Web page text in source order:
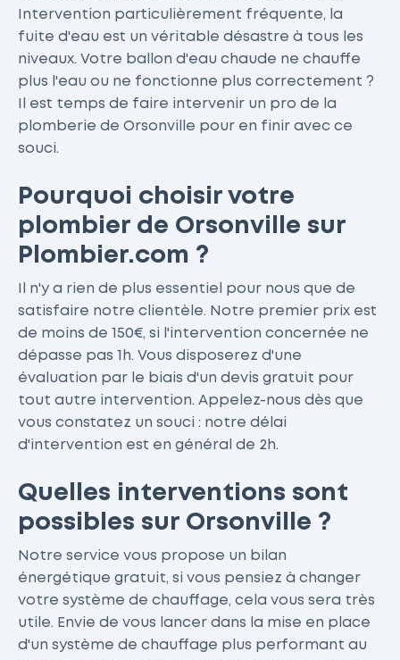
Intervention particulièrement fréquente, la
fuite d'eau est un véritable désastre à tous les
niveaux. Votre ballon d'eau chaude ne chauffe
plus l'eau ou ne fonctionne plus correctement ?
Il est temps de faire intervenir un pro de la
plomberie de Orsonville pour en finir avec ce
souci.
Pourquoi choisir votre
plombier de Orsonville sur
Plombier.com ?
Il n'y a rien de plus essentiel pour nous que de
satisfaire notre clientèle. Notre premier prix est
de moins de 150€, si l'intervention concernée ne
dépasse pas 1h. Vous disposerez d'une
évaluation par le biais d'un devis gratuit pour
tout autre intervention. Appelez-nous dès que
vous constatez un souci : notre délai
d'intervention est en général de 2h.
Quelles interventions sont
possibles sur Orsonville ?
Notre service vous propose un bilan
énergétique gratuit, si vous pensiez à changer
votre système de chauffage, cela vous sera très
utile. Envie de vous lancer dans la mise en place
d'un système de chauffage plus performant au